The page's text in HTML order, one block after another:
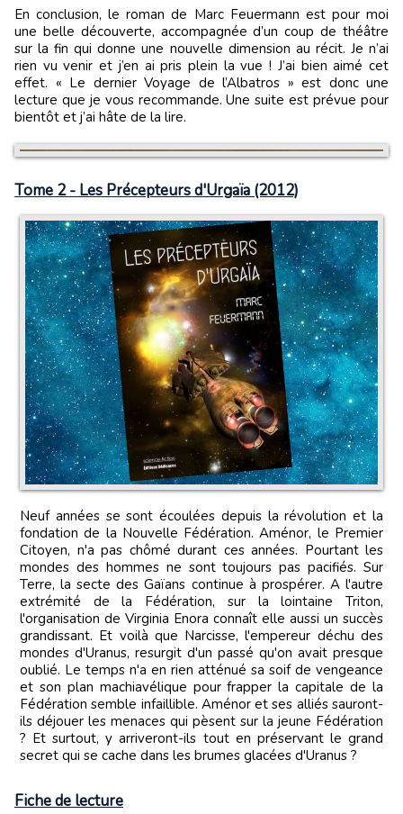
En conclusion, le roman de Marc Feuermann est pour moi
une belle découverte, accompagnée d’un coup de théâtre
sur la fin qui donne une nouvelle dimension au récit. Je n’ai
rien vu venir et j’en ai pris plein la vue ! J’ai bien aimé cet
effet. « Le dernier Voyage de l’Albatros » est donc une
lecture que je vous recommande. Une suite est prévue pour
bientôt et j’ai hâte de la lire.
Tome 2 - Les Précepteurs d'Urgaïa (2012)
Neuf années se sont écoulées depuis la révolution et la
fondation de la Nouvelle Fédération. Aménor, le Premier
Citoyen, n'a pas chômé durant ces années. Pourtant les
mondes des hommes ne sont toujours pas pacifiés. Sur
Terre, la secte des Gaïans continue à prospérer. A l'autre
extrémité de la Fédération, sur la lointaine Triton,
l'organisation de Virginia Enora connaît elle aussi un succès
grandissant. Et voilà que Narcisse, l'empereur déchu des
mondes d'Uranus, resurgit d'un passé qu'on avait presque
oublié. Le temps n'a en rien atténué sa soif de vengeance
et son plan machiavélique pour frapper la capitale de la
Fédération semble infaillible. Aménor et ses alliés sauront-
ils déjouer les menaces qui pèsent sur la jeune Fédération
? Et surtout, y arriveront-ils tout en préservant le grand
secret qui se cache dans les brumes glacées d'Uranus ?
Fiche de lecture